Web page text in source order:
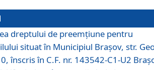
dreptului de preemţiune pentru
situat în Municipiul Braşov, str.
înscris în C.F. nr. 143542-C1-U2